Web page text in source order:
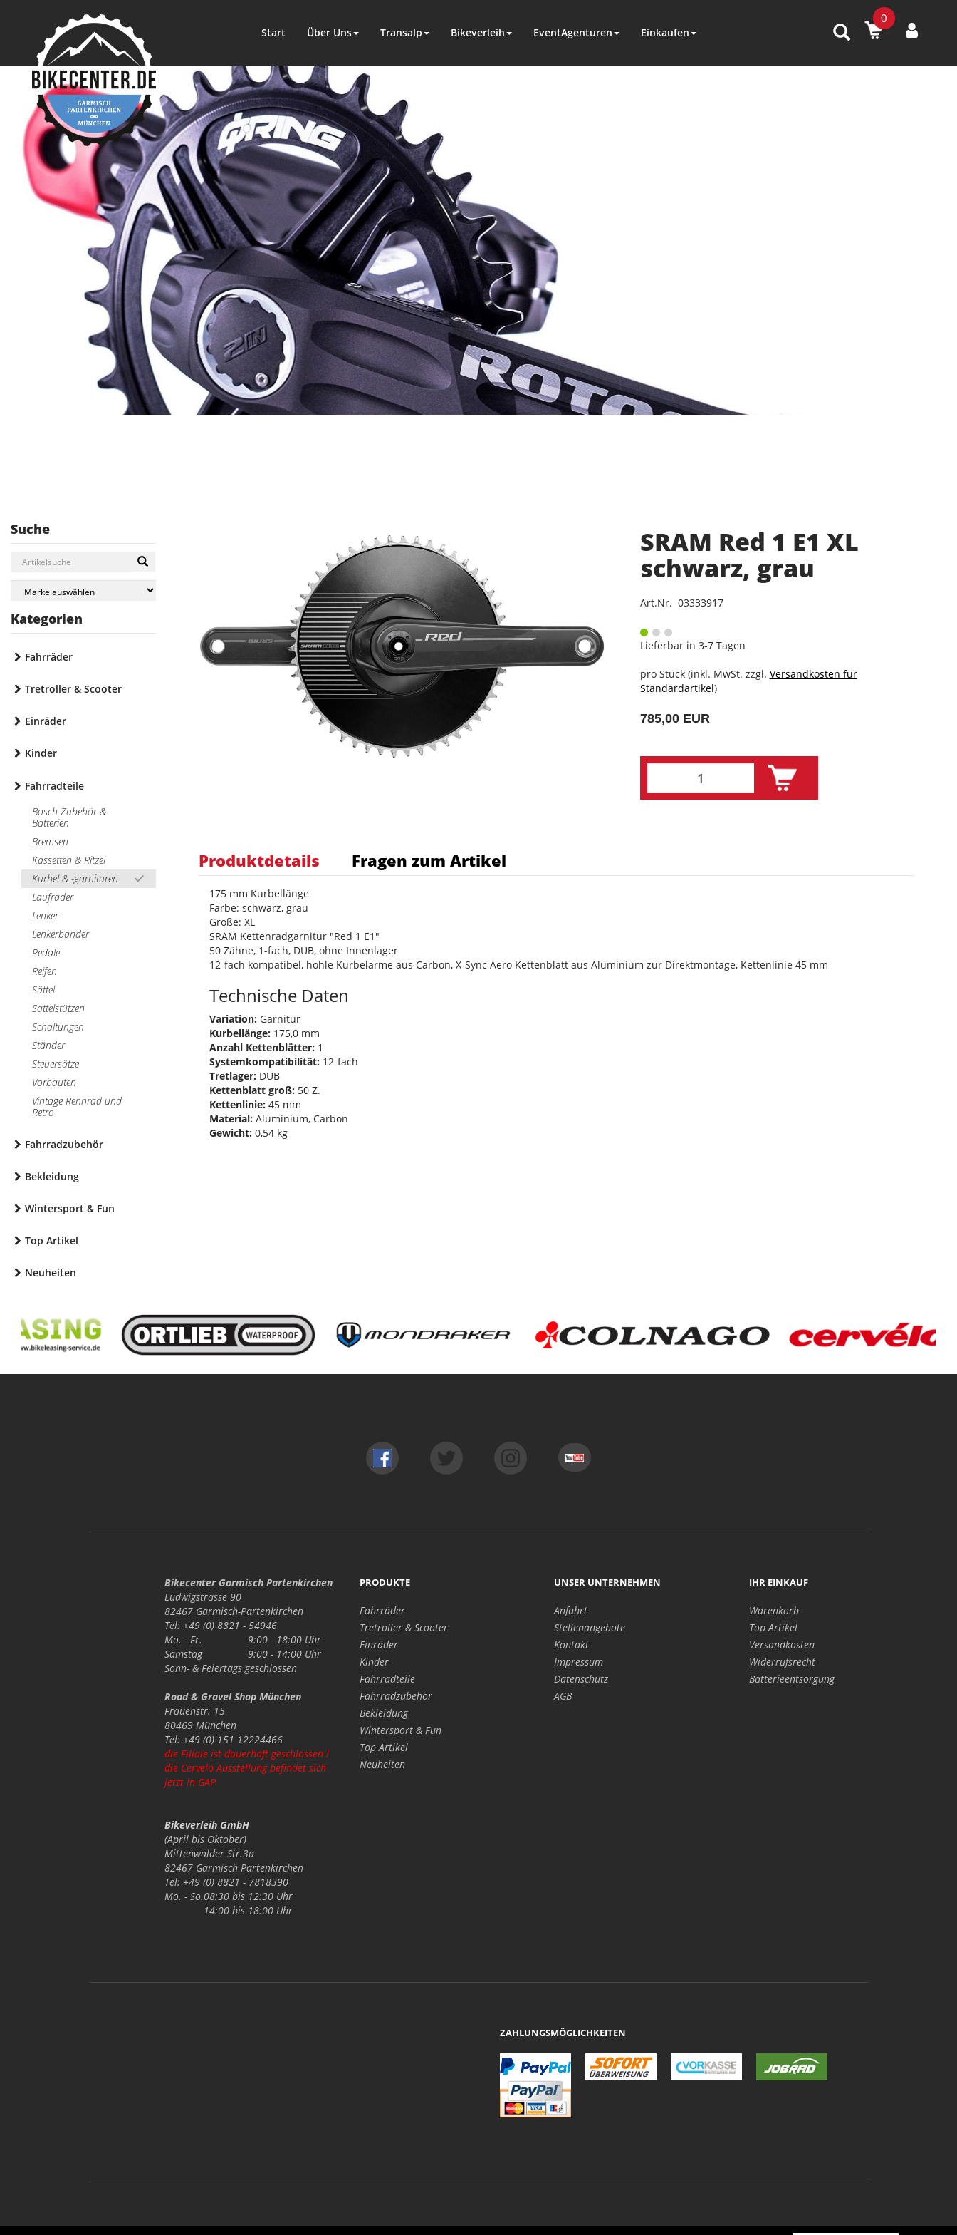
0
Start Über Uns Transalp Bikeverleih EventAgenturen Einkaufen
Suche
Kategorien
Fahrräder
Tretroller & Scooter
Einräder
Kinder
Fahrradteile
Bosch Zubehör &
Batterien
Bremsen
Kassetten & Ritzel
Kurbel & -garnituren
Laufräder
Lenker
Lenkerbänder
Pedale
Reifen
Sättel
Sattelstützen
Schaltungen
Ständer
Steuersätze
Vorbauten
Vintage Rennrad und
Retro
Fahrradzubehör
Bekleidung
Wintersport & Fun
Top Artikel
Neuheiten
SRAM Red 1 E1 XL
schwarz, grau
Art.Nr. 03333917
Lieferbar in 3-7 Tagen
pro Stück (inkl. MwSt. zzgl. Versandkosten für
Standardartikel)
785,00 EUR
Produktdetails Fragen zum Artikel
175 mm Kurbellänge
Farbe: schwarz, grau
Größe: XL
SRAM Kettenradgarnitur "Red 1 E1"
50 Zähne, 1-fach, DUB, ohne Innenlager
12-fach kompatibel, hohle Kurbelarme aus Carbon, X-Sync Aero Kettenblatt aus Aluminium zur Direktmontage, Kettenlinie 45 mm
Technische Daten
Variation: Garnitur
Kurbellänge: 175,0 mm
Anzahl Kettenblätter: 1
Systemkompatibilität: 12-fach
Tretlager: DUB
Kettenblatt groß: 50 Z.
Kettenlinie: 45 mm
Material: Aluminium, Carbon
Gewicht: 0,54 kg
Bikecenter Garmisch Partenkirchen
Ludwigstrasse 90
82467 Garmisch-Partenkirchen
Tel: +49 (0) 8821 - 54946
Mo. - Fr.
9:00 - 18:00 Uhr
Samstag
9:00 - 14:00 Uhr
Sonn- & Feiertagsgeschlossen
Road & Gravel Shop München
Frauenstr. 15
80469 München
Tel: +49 (0) 151 12224466
die Filiale ist dauerhaft geschlossen !
die Cervelo Ausstellung befindet sich
jetzt in GAP
Bikeverleih GmbH
(April bis Oktober)
Mittenwalder Str.3a
82467 Garmisch Partenkirchen
Tel: +49 (0) 8821 - 7818390
Mo. - So.08:30 bis 12:30 Uhr
14:00 bis 18:00 Uhr
PRODUKTE
Fahrräder
Tretroller & Scooter
Einräder
Kinder
Fahrradteile
Fahrradzubehör
Bekleidung
Wintersport & Fun
Top Artikel
Neuheiten
UNSER UNTERNEHMEN
Anfahrt
Stellenangebote
Kontakt
Impressum
Datenschutz
AGB
IHR EINKAUF
Warenkorb
Top Artikel
Versandkosten
Widerrufsrecht
Batterieentsorgung
ZAHLUNGSMÖGLICHKEITEN